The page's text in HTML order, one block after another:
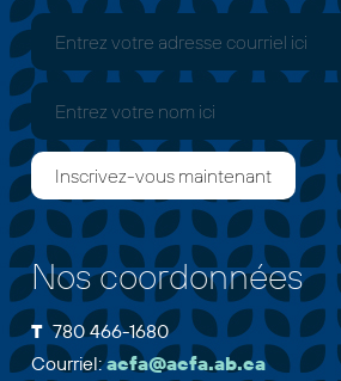
Nos coordonnées
T 780 466-1680
Courriel:acfa@acfa.ab.ca